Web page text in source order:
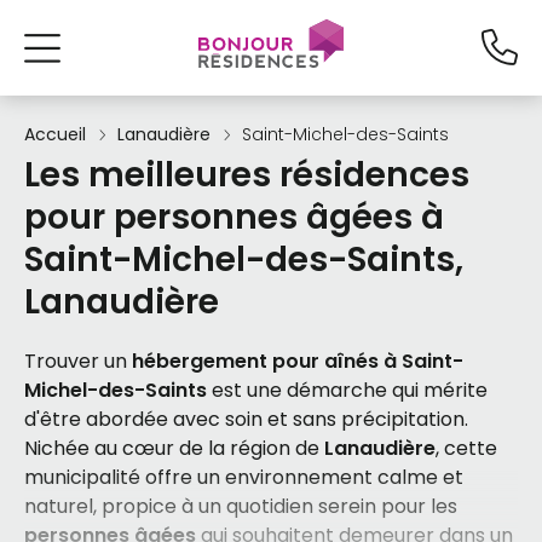
Accueil Lanaudière Saint-Michel-des-Saints
Les meilleures résidences
pour personnes âgées à
Saint-Michel-des-Saints,
Lanaudière
Trouver un hébergement pour aînés à Saint-
Michel-des-Saintsest une démarche qui mérite
d'être abordée avec soin et sans précipitation.
Nichée au cœur de la région de Lanaudière, cette
municipalité offre un environnement calme et
naturel, propice à un quotidien serein pour les
personnes âgées qui souhaitent demeurer dans un